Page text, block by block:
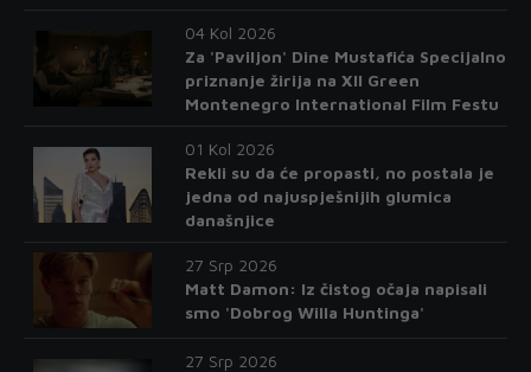
04 Kol 2026
Za 'Paviljon' Dine Mustafića Specijalno
priznanje žirija na XII Green
Montenegro International Film Festu
01 Kol 2026
Rekli su da će propasti, no postala je
jedna od najuspješnijih glumica
današnjice
27 Srp 2026
Matt Damon: Iz čistog očaja napisali
smo 'Dobrog Willa Huntinga'
27 Srp 2026